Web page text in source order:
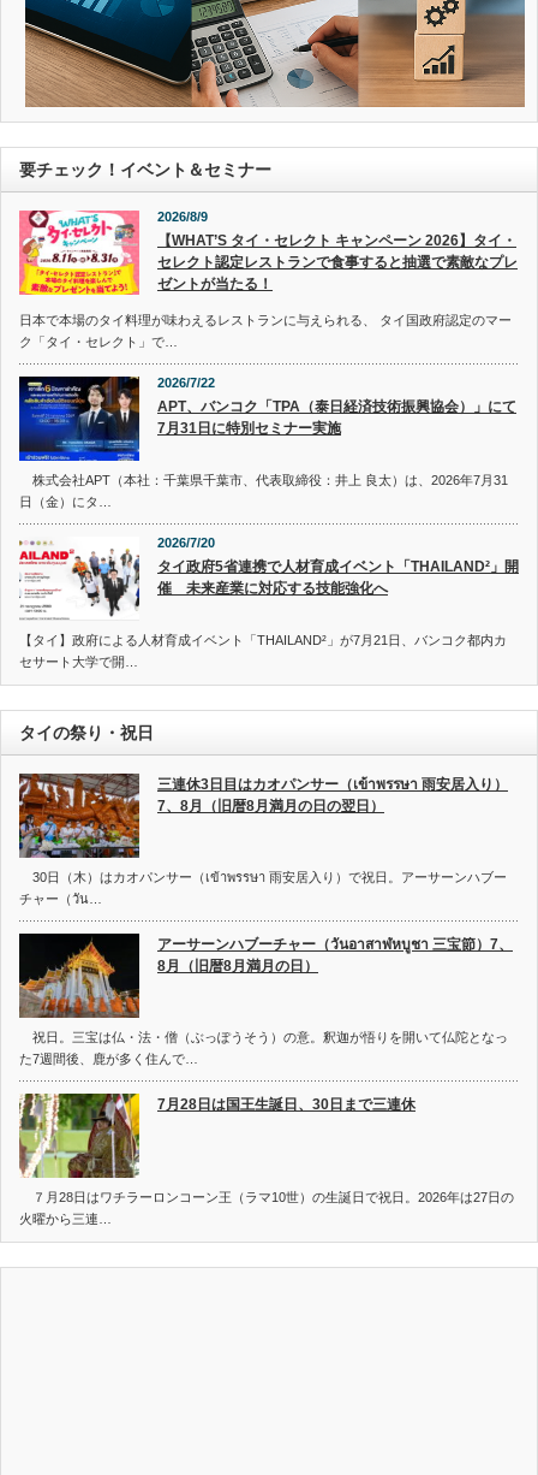
要チェック！イベント＆セミナー
2026/8/9
【WHAT’S タイ・セレクト キャンペーン 2026】タイ・
セレクト認定レストランで食事すると抽選で素敵なプレ
ゼントが当たる！
日本で本場のタイ料理が味わえるレストランに与えられる、 タイ国政府認定のマー
ク「タイ・セレクト」で…
2026/7/22
APT、バンコク「TPA（泰日経済技術振興協会）」にて
7月31日に特別セミナー実施
株式会社APT（本社：千葉県千葉市、代表取締役：井上 良太）は、2026年7月31
日（金）にタ…
2026/7/20
タイ政府5省連携で人材育成イベント「THAILAND²」開
催 未来産業に対応する技能強化へ
【タイ】政府による人材育成イベント「THAILAND²」が7月21日、バンコク都内カ
セサート大学で開…
タイの祭り・祝日
三連休3日目はカオパンサー（เข้าพรรษา 雨安居入り）
7、8月（旧暦8月満月の日の翌日）
30日（木）はカオパンサー（เข้าพรรษา 雨安居入り）で祝日。アーサーンハブー
チャー（วัน…
アーサーンハブーチャー（วันอาสาฬหบูชา 三宝節）7、
8月（旧暦8月満月の日）
祝日。三宝は仏・法・僧（ぶっぽうそう）の意。釈迦が悟りを開いて仏陀となっ
た7週間後、鹿が多く住んで…
7月28日は国王生誕日、30日まで三連休
７月28日はワチラーロンコーン王（ラマ10世）の生誕日で祝日。2026年は27日の
火曜から三連…